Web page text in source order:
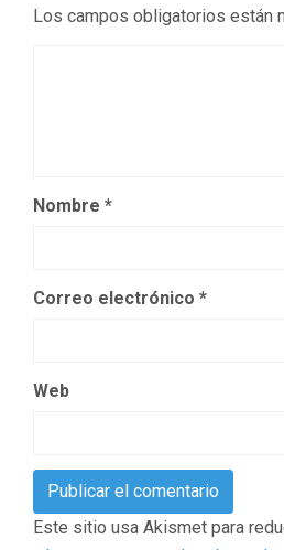
Los campos obligatorios están
Nombre *
Correo electrónico *
Web
Este sitio usa Akismet para